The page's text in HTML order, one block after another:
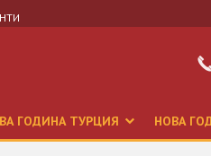
ГОДИНА ТУРЦИЯ НОВА